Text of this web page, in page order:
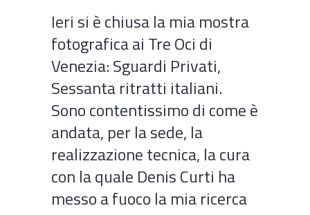
Ieri si è chiusa la mia mostra
fotografica ai Tre Oci di
Venezia: Sguardi Privati,
Sessanta ritratti italiani.
Sono contentissimo di come è
andata, per la sede, la
realizzazione tecnica, la cura
con la quale Denis Curti ha
messo a fuoco la mia ricerca